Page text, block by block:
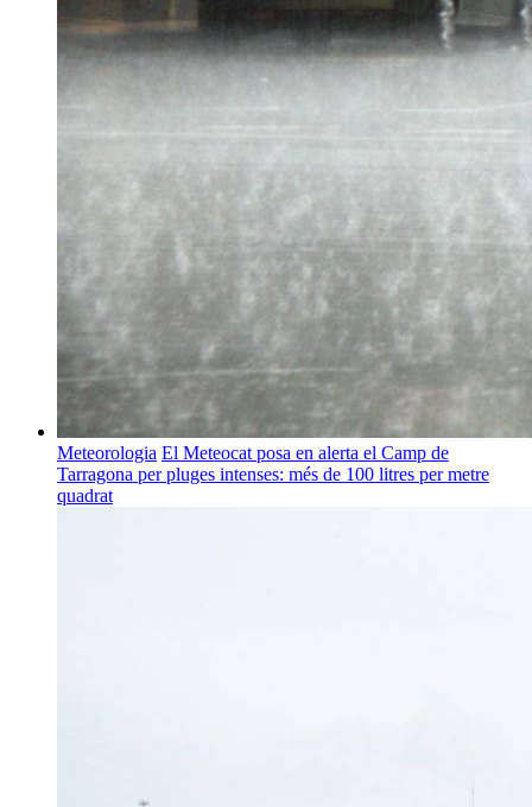
Meteorologia El Meteocat posa en alerta el Camp de
Tarragona per pluges intenses: més de 100 litres per metre
quadrat